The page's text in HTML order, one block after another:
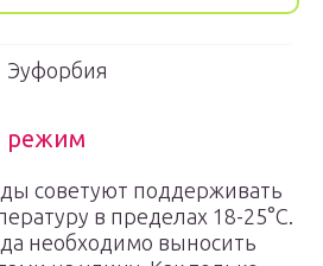
Эуфорбия
режим
советуют поддерживать
в пределах 18-25°С.
необходимо выносить